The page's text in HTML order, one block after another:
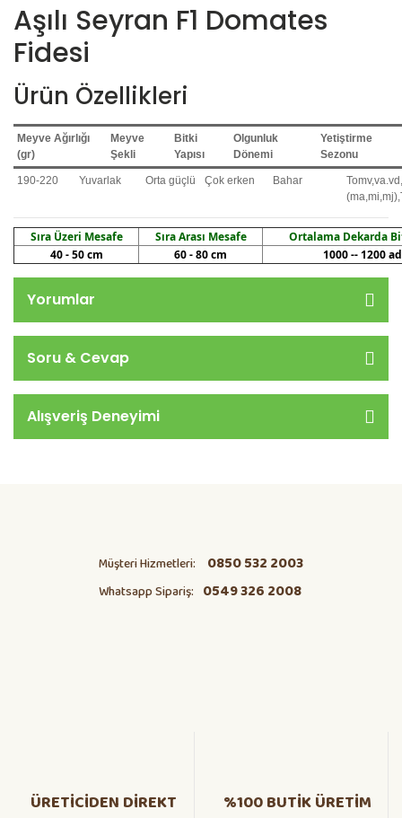
Aşılı Seyran F1 Domates
Fidesi
Ürün Özellikleri
Meyve Ağırlığı
(gr)
Meyve
Şekli
Bitki
Yapısı
Olgunluk
Dönemi
Yetiştirme
Sezonu
190-220 Yuvarlak Orta güçlü Çok erken Bahar
Sıra Üzeri Mesafe Sıra Arası Mesafe
Ortalama Dekarda
40 - 50 cm
60 - 80 cm 1000 -- 1200
Yorumlar
Soru & Cevap
Alışveriş Deneyimi
Müşteri Hizmetleri: 0850 532 2003
Whatsapp Sipariş: 0549 326 2008
ÜRETİCİDEN DİREKT %100 BUTİK ÜRETİM